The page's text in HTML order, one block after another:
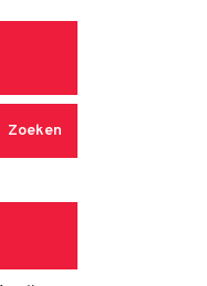
Zoeken